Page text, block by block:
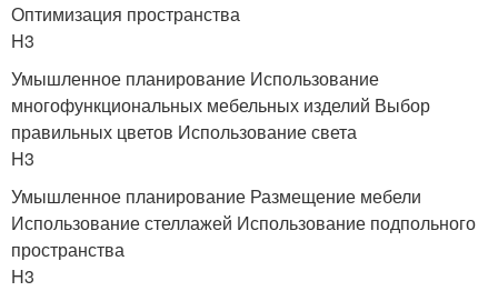
Оптимизация пространства
H3
Умышленное планирование Использование
многофункциональных мебельных изделий Выбор
правильных цветов Использование света
H3
Умышленное планирование Размещение мебели
Использование стеллажей Использование подпольного
пространства
H3